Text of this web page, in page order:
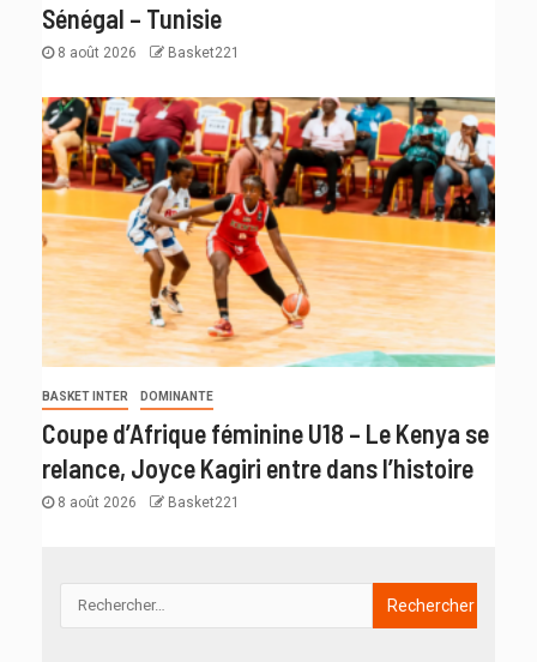
Sénégal – Tunisie
8 août 2026 Basket221
BASKET INTER DOMINANTE
Coupe d’Afrique féminine U18 – Le Kenya se
relance, Joyce Kagiri entre dans l’histoire
8 août 2026 Basket221